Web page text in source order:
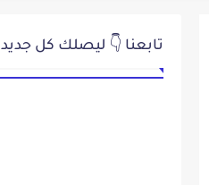
تابعنا 👇 ليصلك كل جديد